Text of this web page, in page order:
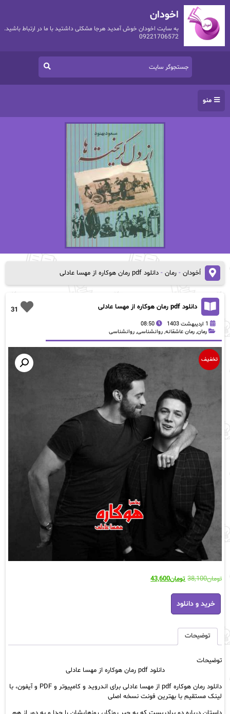
اخودان
به سایت اخودان خوش آمدید هرجا مشکلی داشتید با ما در ارتباط باشید.
09221706572
منو
اُخودان- رمان- دانلود pdf رمان هوکاره از مهسا عادلی
31 دانلود pdf رمان هوکاره از مهسا عادلی
1 اردیبهشت 1403
08:50
رمان, رمان عاشقانه, روانشناسی, روانشناسی
تخفیف
تومان38,100 قیمت
تومان38,100
بود.
تومان43,600قیمت
دانلود
pdf
رمان
مهسا
عدد
خرید و دانلود
توضیحات
توضیحات
دانلود pdf رمان هوکاره از مهسا عادلی
دانلود رمان هوکاره pdf از مهسا عادلی برای اندروید و کامپیوتر و PDF و آیفون، با
لینک مستقیم با بهترین فونت نسخه اصلی